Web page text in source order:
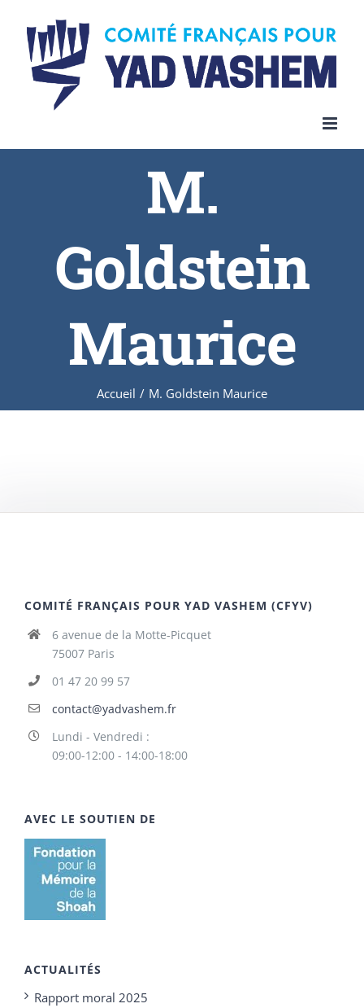
content
M.
Goldstein
Maurice
Accueil / M. Goldstein Maurice
COMITÉ FRANÇAIS POUR YAD VASHEM (CFYV)
6 avenue de la Motte-Picquet
75007 Paris
01 47 20 99 57
contact@yadvashem.fr
Lundi - Vendredi :
09:00-12:00 - 14:00-18:00
AVEC LE SOUTIEN DE
ACTUALITÉS
Rapport moral 2025